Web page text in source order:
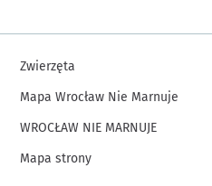
Zwierzęta
Mapa Wrocław Nie Marnuje
WROCŁAW NIE MARNUJE
Mapa strony